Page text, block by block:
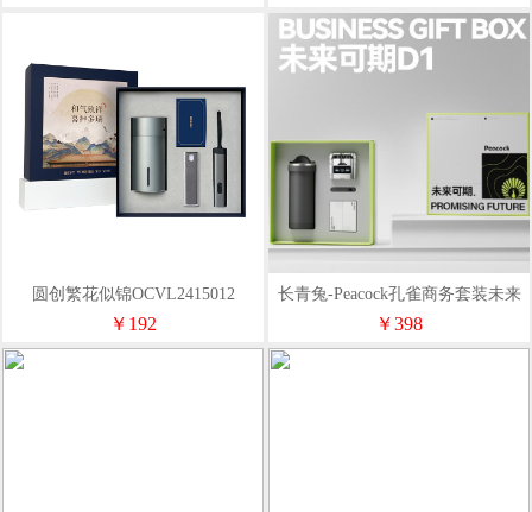
圆创繁花似锦OCVL2415012
￥192
长青兔-Peacock孔雀商务套装未来
可期D1套装
￥398